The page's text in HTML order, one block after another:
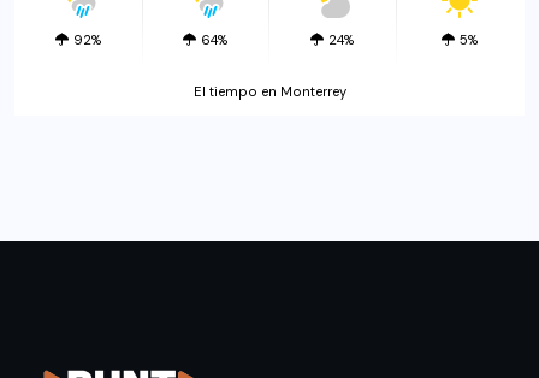
92% 64% 24% 5%
El tiempo en Monterrey